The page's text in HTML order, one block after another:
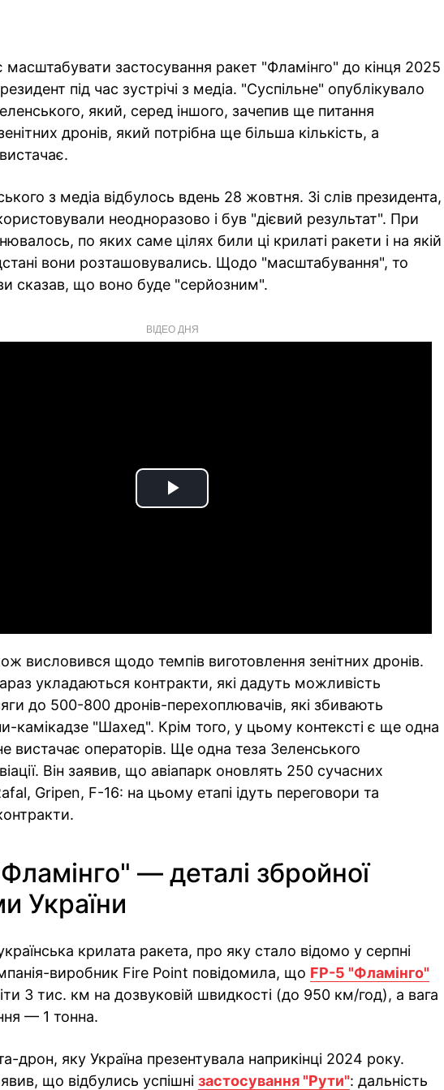
масштабувати застосування ракет "Фламінго" до кінця 2025
під час зустрічі з медіа. "Суспільне" опублікувало
який, серед іншого, зачепив ще питання
дронів, який потрібна ще більша кількість, а
з медіа відбулось вдень 28 жовтня. Зі слів президента,
неодноразово і був "дієвий результат". При
по яких саме цілях били ці крилаті ракети і на якій
вони розташовувались. Щодо "масштабування", то
сказав, що воно буде "серйозним".
ВІДЕО ДНЯ
Play
висловився щодо темпів виготовлення зенітних дронів.
укладаються контракти, які дадуть можливість
до 500-800 дронів-перехоплювачів, які збивають
камікадзе "Шахед". Крім того, у цьому контексті є ще одна
вистачає операторів. Ще одна теза Зеленського
Він заявив, що авіапарк оновлять 250 сучасних
Gripen, F-16: на цьому етапі ідуть переговори та
— деталі збройної
України
крилата ракета, про яку стало відомо у серпні
виробник Fire Point повідомила, що FP-5 "Фламінго"
3 тис. км на дозвуковій швидкості (до 950 км/год), а вага
— 1 тонна.
дрон, яку Україна презентувала наприкінці 2024 року.
що відбулись успішні застосування "Рути": дальність